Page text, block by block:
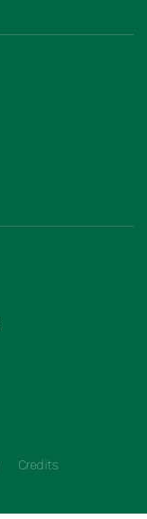
Credits